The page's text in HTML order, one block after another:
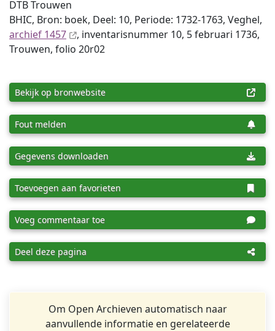
DTB Trouwen
BHIC, Bron: boek, Deel: 10, Periode: 1732-1763, Veghel,
archief 1457
, inventaris­num­mer 10, 5 februari 1736,
Trouwen, folio 20r02
Bekijk op bronwebsite
Fout melden
Gegevens downloaden
Toevoegen aan favorieten
Voeg commentaar toe
Deel deze pagina
Om Open Archieven automatisch naar
aanvullende informatie en gerelateerde